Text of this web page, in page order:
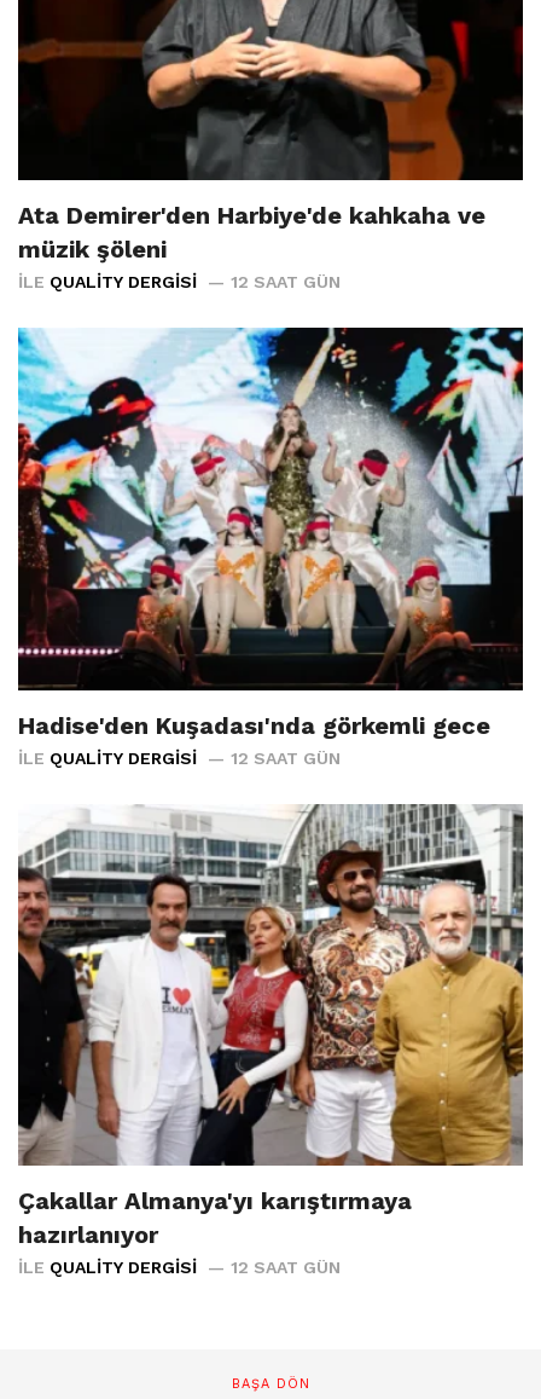
Ata Demirer'den Harbiye'de kahkaha ve
müzik şöleni
İLE QUALITY DERGISI 12 SAAT GÜN
Hadise'den Kuşadası'nda görkemli gece
İLE QUALITY DERGISI 12 SAAT GÜN
Çakallar Almanya'yı karıştırmaya
hazırlanıyor
İLE QUALITY DERGISI 12 SAAT GÜN
BAŞA DÖN